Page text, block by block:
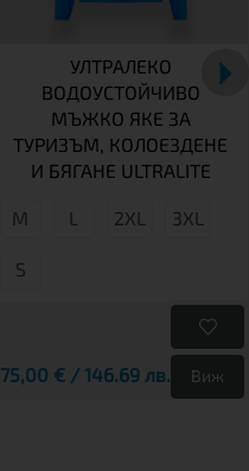
УЛТРАЛЕКО
ВОДОУСТОЙЧИВО
МЪЖКО ЯКЕ ЗА
ТУРИЗЪМ, КОЛОЕЗДЕНЕ
И БЯГАНЕ ULTRALITE
М L 2XL 3XL
S
75,00 € / 146.69 лв. Виж